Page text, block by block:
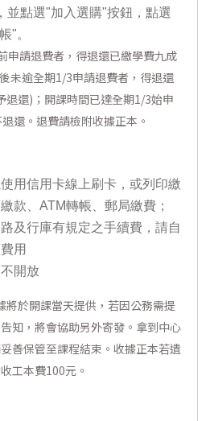
並點選"加入選購"按鈕，點選
"。
申請退費者，得退還已繳學費九成
未逾全期1/3申請退費者，得退還
退還)；開課時間已達全期1/3始申
還。退費請檢附收據正本。
用信用卡線上刷卡，或列印繳
款、ATM轉帳、郵局繳費；
及行庫有規定之手續費，請自
用
開放
將於開課當天提供，若因公務需提
知，將會協助另外寄發。拿到中心
善保管至課程結束。收據正本若遺
工本費100元。